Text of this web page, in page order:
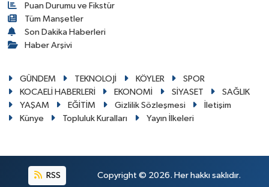
Puan Durumu ve Fikstür
Tüm Manşetler
Son Dakika Haberleri
Haber Arşivi
GÜNDEM TEKNOLOJİ KÖYLER
SPOR
KOCAELİ HABERLERİ
EKONOMİ SİYASET
SAĞLIK
YAŞAM
EĞİTİM Gizlilik Sözleşmesi
İletişim
Künye
Topluluk Kuralları Yayın İlkeleri
RSS Copyright © 2026. Her hakkı saklıdır.